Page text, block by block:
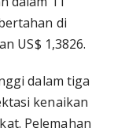
di
US$ 1,3826.
dalam tiga
kenaikan
Pelemahan